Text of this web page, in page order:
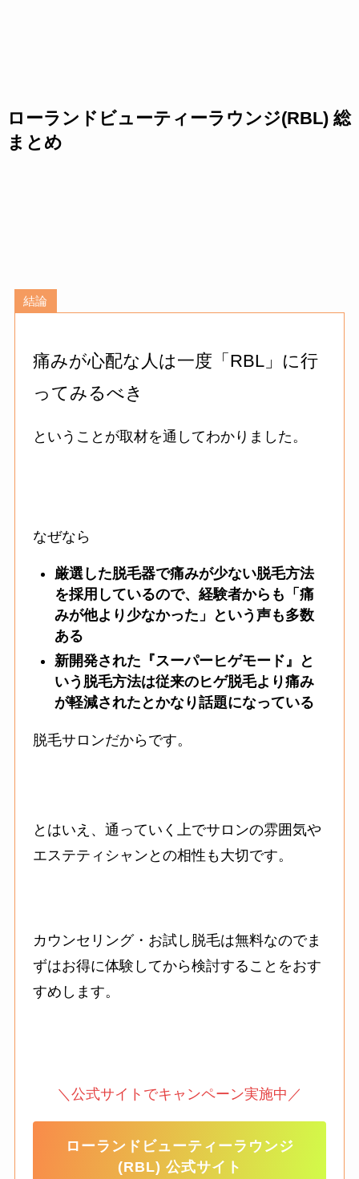
ローランドビューティーラウンジ(RBL) 総
まとめ
結論
痛みが心配な人は一度「RBL」に行
ってみるべき
ということが取材を通してわかりました。
なぜなら
厳選した脱毛器で痛みが少ない脱毛方法
を採用しているので、経験者からも「痛
みが他より少なかった」という声も多数
ある
新開発された『スーパーヒゲモード』と
いう脱毛方法は従来のヒゲ脱毛より痛み
が軽減されたとかなり話題になっている
脱毛サロンだからです。
とはいえ、通っていく上でサロンの雰囲気や
エステティシャンとの相性も大切です。
カウンセリング・お試し脱毛は無料なのでま
ずはお得に体験してから検討することをおす
すめします。
＼公式サイトでキャンペーン実施中／
ローランドビューティーラウンジ
(RBL) 公式サイト